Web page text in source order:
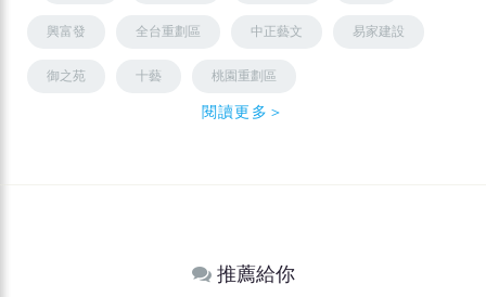
興富發 全台重劃區 中正藝文 易家建設
御之苑 十藝 桃園重劃區
閱讀更多＞
推薦給你